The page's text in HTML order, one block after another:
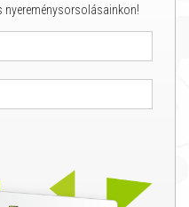
nyereménysorsolásainkon!